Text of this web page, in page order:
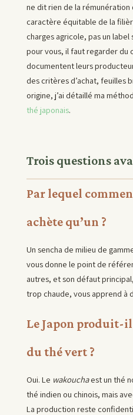
ne dit rien de la
caractère équitable de la
charges agricole, pas un
pour vous, il faut regarder du
documentent leurs
des critères d’achat, feuilles
origine, j’ai détaillé ma
thé japonais.
Trois questions
Par lequel
achète qu’un ?
Un sencha de milieu de
vous donne le point de
autres, et son défaut
trop chaude, vous apprend à
Le Japon produit-
du thé vert ?
Oui. Le wakouchaest un thé
thé indien ou chinois, mais
La production reste